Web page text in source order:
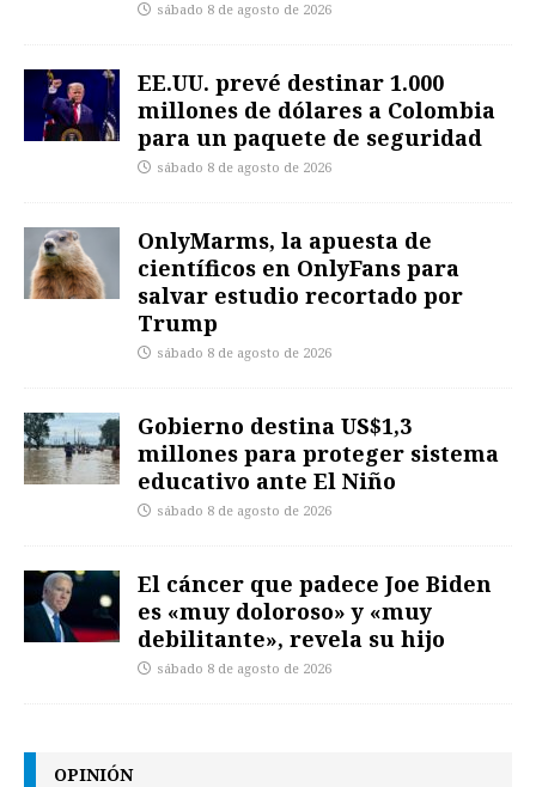
sábado 8 de agosto de 2026
EE.UU. prevé destinar 1.000
millones de dólares a Colombia
para un paquete de seguridad
sábado 8 de agosto de 2026
OnlyMarms, la apuesta de
científicos en OnlyFans para
salvar estudio recortado por
Trump
sábado 8 de agosto de 2026
Gobierno destina US$1,3
millones para proteger sistema
educativo ante El Niño
sábado 8 de agosto de 2026
El cáncer que padece Joe Biden
es «muy doloroso» y «muy
debilitante», revela su hijo
sábado 8 de agosto de 2026
OPINIÓN